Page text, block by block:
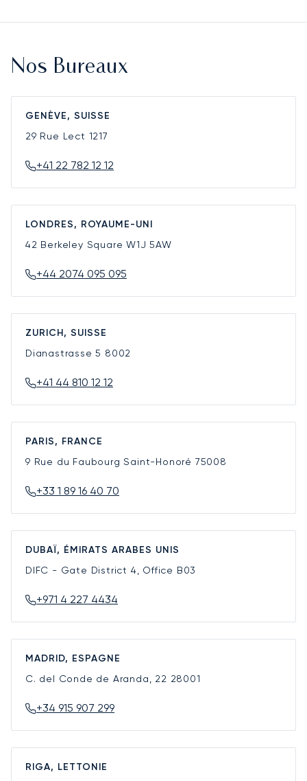
Nos Bureaux
GENÈVE, SUISSE
29 Rue Lect 1217
+41 22 782 12 12
LONDRES, ROYAUME-UNI
42 Berkeley SquareW1J 5AW
+44 2074 095 095
ZURICH, SUISSE
Dianastrasse 5 8002
+41 44 810 12 12
PARIS, FRANCE
9 Rue du Faubourg Saint-Honoré 75008
+33 1 89 16 40 70
DUBAÏ, ÉMIRATS ARABES UNIS
DIFC - Gate District 4, Office B03
+971 4 227 4434
MADRID, ESPAGNE
C. del Conde de Aranda, 22 28001
+34 915 907 299
RIGA, LETTONIE